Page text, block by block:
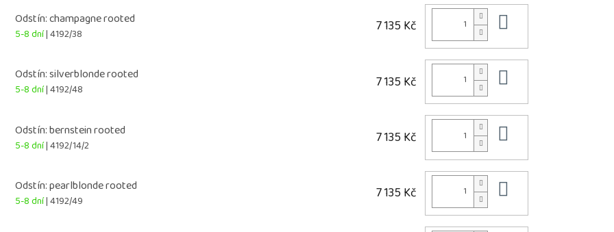
Odstín: champagne rooted
5-8 dní| 4192/38 7 135 Kč
Odstín: silverblonde rooted
5-8 dní| 4192/48 7 135 Kč
Odstín: bernstein rooted
5-8 dní| 4192/14/2 7 135 Kč
Odstín: pearlblonde rooted
5-8 dní| 4192/49 7 135 Kč